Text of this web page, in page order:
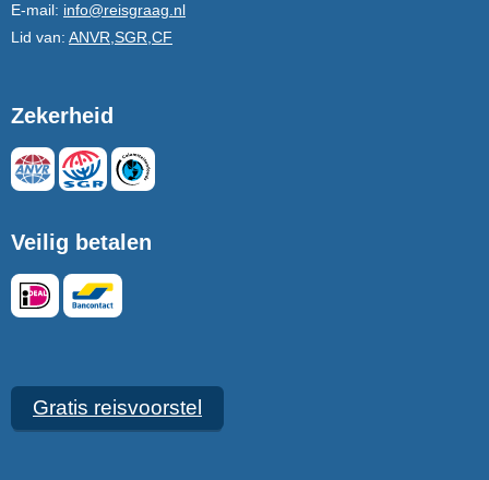
E-mail: info@reisgraag.nl
Lid van: ANVR,SGR,CF
Zekerheid
Veilig betalen
Gratis reisvoorstel